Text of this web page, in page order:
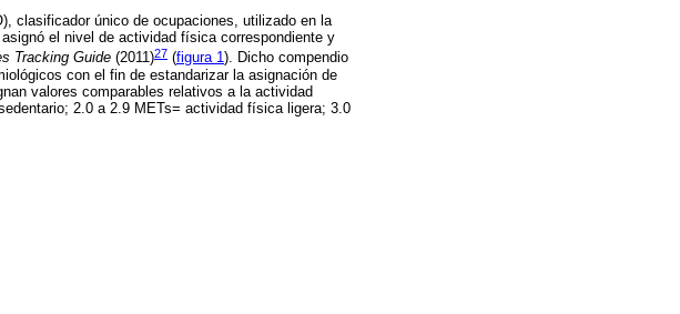
clasificador único de ocupaciones, utilizado en la
el nivel de actividad física correspondiente y
Tracking Guide (2011)27 (figura 1). Dicho compendio
con el fin de estandarizar la asignación de
valores comparables relativos a la actividad
2.0 a 2.9 METs= actividad física ligera; 3.0